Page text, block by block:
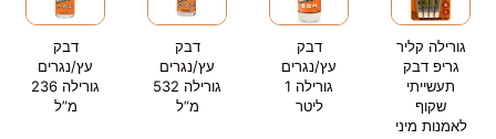
גורילה קליר
גריפ דבק
תעשייתי
שקוף
לאמנות מיני
דבק
עץ/נגרים
גורילה 1
ליטר
דבק
עץ/נגרים
גורילה 532
מ”ל
דבק
עץ/נגרים
גורילה 236
מ”ל